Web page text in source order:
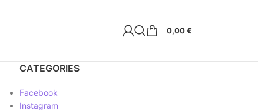
0,00€
CATEGORIES
Facebook
Instagram